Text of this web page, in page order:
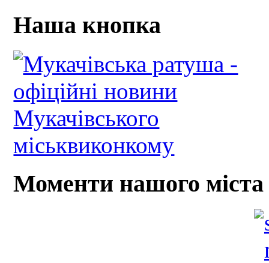
Наша кнопка
Моменти нашого міста